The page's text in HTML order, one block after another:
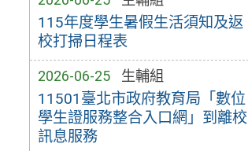
115年度學生暑假生活須知及返
校打掃日程表
2026-06-25 生輔組
11501臺北市政府教育局「數位
學生證服務整合入口網」到離校
訊息服務